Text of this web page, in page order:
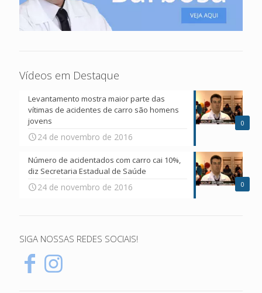
Vídeos em Destaque
0
Levantamento mostra maior parte das
vítimas de acidentes de carro são homens
jovens
24 de novembro de 2016
0
Número de acidentados com carro cai 10%,
diz Secretaria Estadual de Saúde
24 de novembro de 2016
SIGA NOSSAS REDES SOCIAIS!